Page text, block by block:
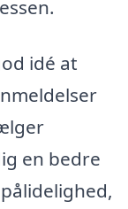
idé at
en bedre